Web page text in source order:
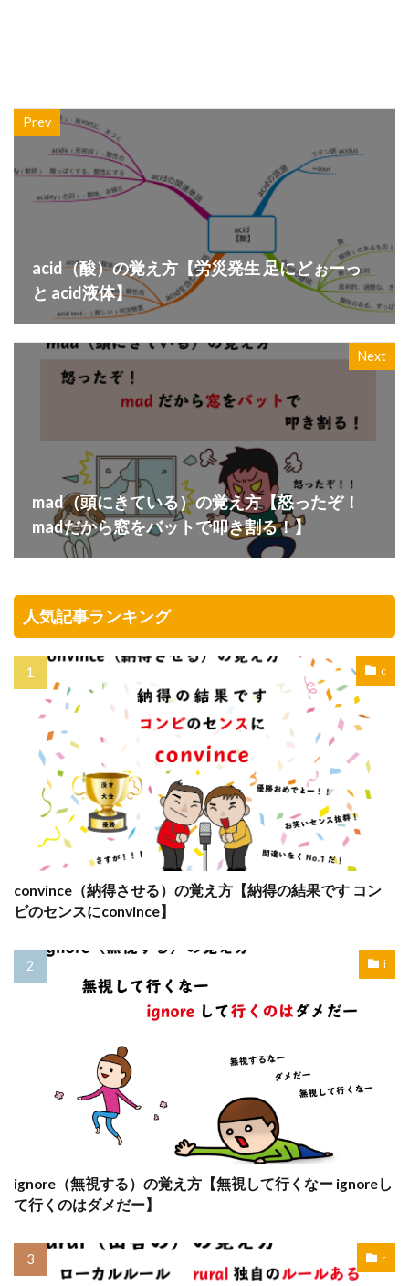
Prev
acid（酸）の覚え方【労災発生 足にどぉーっ
と acid液体】
Next
mad（頭にきている）の覚え方【怒ったぞ！
madだから窓をバットで叩き割る！】
人気記事ランキング
c
convince（納得させる）の覚え方【納得の結果です コン
ビのセンスにconvince】
i
ignore（無視する）の覚え方【無視して行くなー ignoreし
て行くのはダメだー】
r